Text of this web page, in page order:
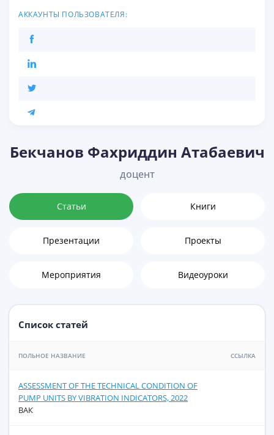
АККАУНТЫ ПОЛЬЗОВАТЕЛЯ:
Бекчанов Фахриддин Атабаевич
доцент
Статьи Книги
Презентации Проекты
Мероприятия Видеоуроки
Список статей
ПОЛЬНОЕ НАЗВАНИЕ ССЫЛКА
ASSESSMENT OF THE TECHNICAL CONDITION OF
PUMP UNITS BY VIBRATION INDICATORS, 2022
ВАК